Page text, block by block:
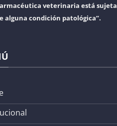
veterinaria está sujeta
alguna condición patológica”.